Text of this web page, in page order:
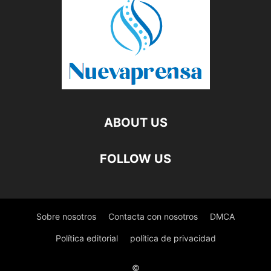
ABOUT US
FOLLOW US
Sobre nosotros Contacta con nosotros DMCA
Política editorial política de privacidad
©